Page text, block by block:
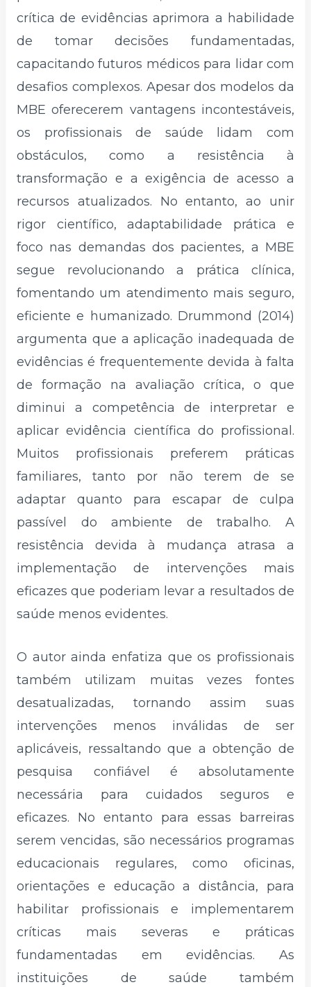
crítica de evidências aprimora a habilidade
de tomar decisões fundamentadas,
capacitando futuros médicos para lidar com
desafios complexos. Apesar dos modelos da
MBE oferecerem vantagens incontestáveis,
os profissionais de saúde lidam com
obstáculos, como a resistência à
transformação e a exigência de acesso a
recursos atualizados. No entanto, ao unir
rigor científico, adaptabilidade prática e
foco nas demandas dos pacientes, a MBE
segue revolucionando a prática clínica,
fomentando um atendimento mais seguro,
eficiente e humanizado. Drummond (2014)
argumenta que a aplicação inadequada de
evidências é frequentemente devida à falta
de formação na avaliação crítica, o que
diminui a competência de interpretar e
aplicar evidência científica do profissional.
Muitos profissionais preferem práticas
familiares, tanto por não terem de se
adaptar quanto para escapar de culpa
passível do ambiente de trabalho. A
resistência devida à mudança atrasa a
implementação de intervenções mais
eficazes que poderiam levar a resultados de
saúde menos evidentes.
O autor ainda enfatiza que os profissionais
também utilizam muitas vezes fontes
desatualizadas, tornando assim suas
intervenções menos inválidas de ser
aplicáveis, ressaltando que a obtenção de
pesquisa confiável é absolutamente
necessária para cuidados seguros e
eficazes. No entanto para essas barreiras
serem vencidas, são necessários programas
educacionais regulares, como oficinas,
orientações e educação a distância, para
habilitar profissionais e implementarem
críticas mais severas e práticas
fundamentadas em evidências. As
instituições de saúde também